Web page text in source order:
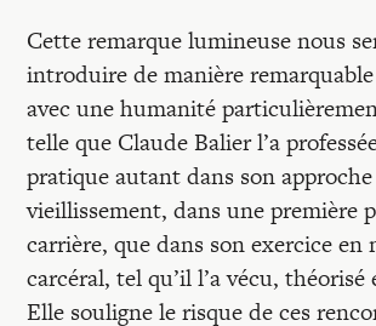
Cette remarque lumineuse nous
introduire de manière
avec une humanité
telle que Claude Balier l’a
pratique autant dans son
vieillissement, dans une première
carrière, que dans son exercice en
carcéral, tel qu’il l’a vécu,
Elle souligne le risque de ces